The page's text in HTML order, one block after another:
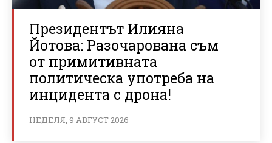
Президентът Илияна
Йотова: Разочарована съм
от примитивната
политическа употреба на
инцидента с дрона!
НЕДЕЛЯ, 9 АВГУСТ 2026